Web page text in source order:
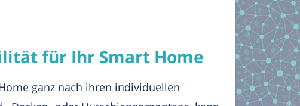
für Ihr Smart Home
ganz nach ihren individuellen